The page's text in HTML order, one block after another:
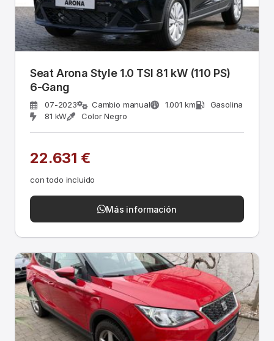
Seat Arona Style 1.0 TSI 81 kW (110 PS)
6-Gang
07-2023 Cambio manual 1.001 km
Gasolina
81 kW
Color Negro
22.631 €
con todo incluido
Más información